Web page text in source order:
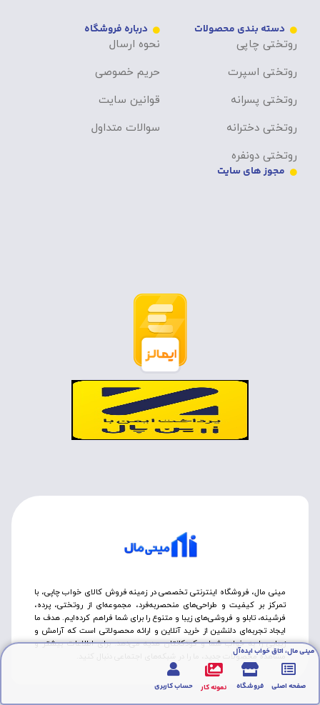
دسته بندی محصولات
روتختی چاپی
روتختی اسپرت
روتختی پسرانه
روتختی دخترانه
روتختی دونفره
درباره فروشگاه
نحوه ارسال
حریم خصوصی
قوانین سایت
سوالات متداول
مجوز های سایت
مینی مال، فروشگاه اینترنتی تخصصی در زمینه فروش کالای خواب چاپی، با
تمرکز بر کیفیت و طراحی‌های منحصربه‌فرد، مجموعه‌ای از روتختی‌، پرده،
فرشینه، تابلو و فروشی‌های زیبا و متنوع را برای شما فراهم کرده‌ایم. هدف ما
ایجاد تجربه‌ای دلنشین از خرید آنلاین و ارائه محصولاتی است که آرامش و
زیبایی را به خواب شما و کودکانتان هدیه می‌دهد. برای اطلاعات بیشتر و
مشاهده محصولات جدید، ما را در شبکه‌های اجتماعی دنبال کنید.
مینی مال، اتاق خواب ایده‌آل
صفحه اصلی فروشگاه نمونه کار حساب کاربری